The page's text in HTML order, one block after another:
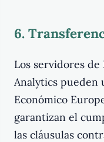
6.
Los servidores
Analytics pueden
Económico
garantizan el
las cláusulas